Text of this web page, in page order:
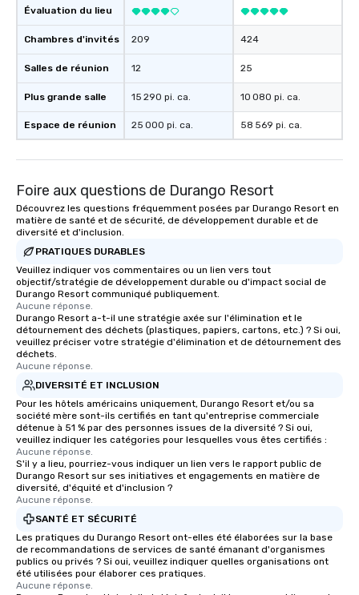
Évaluation du lieu
Chambres d'invités
Salles de réunion
Plus grande salle
Espace de réunion
209
12
15 290 pi. ca.
25 000 pi. ca.
424
25
10 080 pi. ca.
58 569 pi. ca.
Foire aux questions de Durango Resort
Découvrez les questions fréquemment posées par Durango Resort en
matière de santé et de sécurité, de développement durable et de
diversité et d'inclusion.
PRATIQUES DURABLES
Veuillez indiquer vos commentaires ou un lien vers tout
objectif/stratégie de développement durable ou d'impact social de
Durango Resort communiqué publiquement.
Aucune réponse.
Durango Resort a-t-il une stratégie axée sur l'élimination et le
détournement des déchets (plastiques, papiers, cartons, etc.) ? Si oui,
veuillez préciser votre stratégie d'élimination et de détournement des
déchets.
Aucune réponse.
DIVERSITÉ ET INCLUSION
Pour les hôtels américains uniquement, Durango Resort et/ou sa
société mère sont-ils certifiés en tant qu'entreprise commerciale
détenue à 51 % par des personnes issues de la diversité ? Si oui,
veuillez indiquer les catégories pour lesquelles vous êtes certifiés :
Aucune réponse.
S'il y a lieu, pourriez-vous indiquer un lien vers le rapport public de
Durango Resort sur ses initiatives et engagements en matière de
diversité, d'équité et d'inclusion ?
Aucune réponse.
SANTÉ ET SÉCURITÉ
Les pratiques du Durango Resort ont-elles été élaborées sur la base
de recommandations de services de santé émanant d'organismes
publics ou privés ? Si oui, veuillez indiquer quelles organisations ont
été utilisées pour élaborer ces pratiques.
Aucune réponse.